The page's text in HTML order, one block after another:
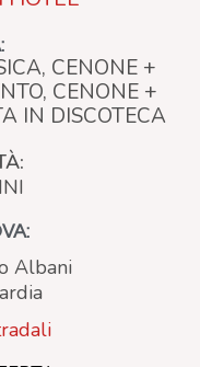
CENONE +
CENONE +
IN DISCOTECA
Albani